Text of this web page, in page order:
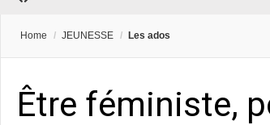
Home / JEUNESSE / Les ados
Être féministe,